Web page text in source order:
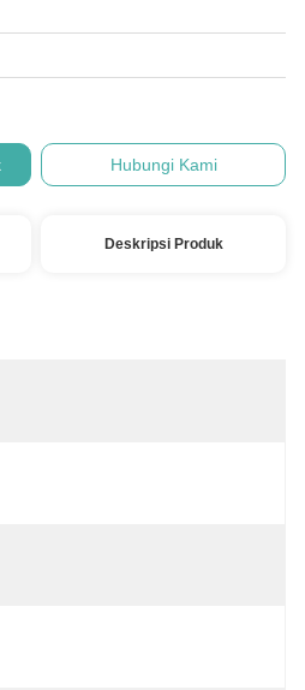
Hubungi Kami
Deskripsi Produk